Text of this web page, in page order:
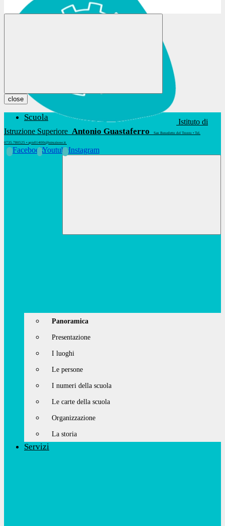
Istituto di
Istruzione Superiore Antonio Guastaferro San Benedetto del Tronto • Tel.
0735.780525 • apis01400t@istruzione.it
FacebookYoutubeInstagram
close
Scuola
Panoramica
Presentazione
I luoghi
Le persone
I numeri della scuola
Le carte della scuola
Organizzazione
La storia
Servizi